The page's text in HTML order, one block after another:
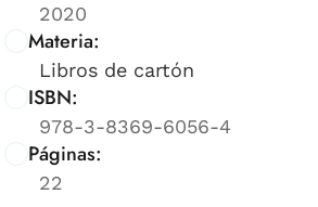
2020
Materia:
Libros de cartón
ISBN:
978-3-8369-6056-4
Páginas:
22